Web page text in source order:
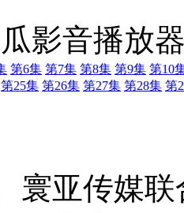
影音播放
第6集 第7集 第8集 第9集 第10
第25集 第26集 第27集 第28集 第
寰亚传媒